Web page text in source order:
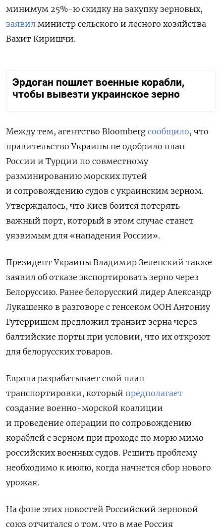
минимум 25%-ю скидку на закупку зерновых,
заявил министр сельского и лесного хозяйства
Вахит Киришчи.
Эрдоган пошлет военные корабли,
чтобы вывезти украинское зерно
Между тем, агентство Bloomberg сообщило, что
правительство Украины не одобрило план
России и Турции по совместному
разминированию морских путей
и сопровождению судов с украинским зерном.
Утверждалось, что Киев боится потерять
важный порт, который в этом случае станет
уязвимым для «нападения России».
Президент Украины Владимир Зеленский также
заявил об отказе экспортировать зерно через
Белоруссию. Ранее белорусский лидер Александр
Лукашенко в разговоре с генсеком ООН Антониу
Гутерришем предложил транзит зерна через
балтийские порты при условии, что их откроют
для белорусских товаров.
Европа разрабатывает свой план
транспортировки, который предполагает
создание военно-морской коалиции
и проведение операции по сопровождению
кораблей с зерном при проходе по морю мимо
российских военных судов. Решить проблему
необходимо к июлю, когда начнется сбор нового
урожая.
На фоне этих новостей Российский зерновой
союз отчитался о том, что в мае Россия